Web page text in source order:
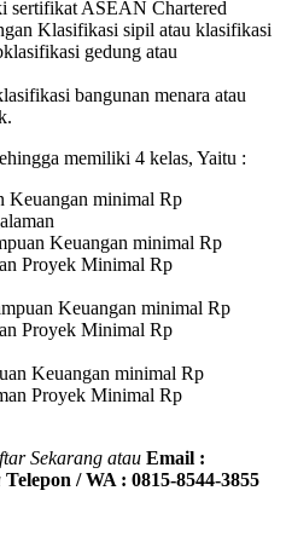
sertifikat ASEAN Chartered
Klasifikasi sipil atau klasifikasi
gedung atau
bangunan menara atau
memiliki 4 kelas, Yaitu :
Keuangan minimal Rp
Keuangan minimal Rp
Proyek Minimal Rp
Keuangan minimal Rp
Proyek Minimal Rp
Keuangan minimal Rp
Proyek Minimal Rp
Sekarang atau Email :
Telepon / WA : 0815-8544-3855